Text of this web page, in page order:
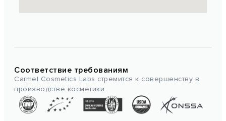
Соответствие требованиям
Carmel Cosmetics Labs стремится к совершенству в
производстве косметики.